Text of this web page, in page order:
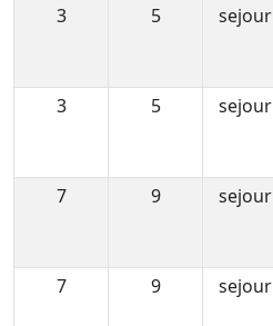
3
5 sejour
3
5 sejour
7
9 sejour
7
9 sejour